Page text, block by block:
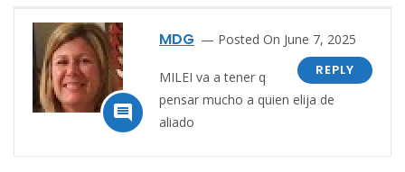

MDG
Posted On June 7, 2025
REPLY
MILEI va a tener q
pensar mucho a quien elija de
aliado